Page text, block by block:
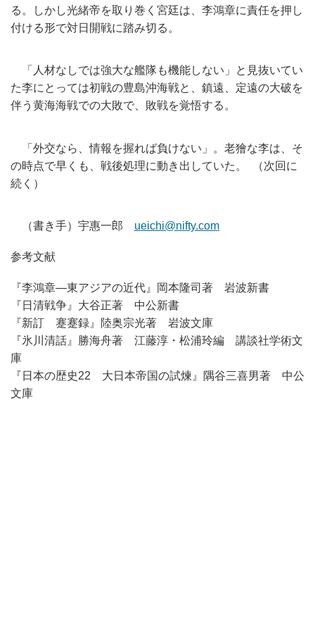
る。
しかし光緒帝を取り巻く宮廷は、 李鴻章に責任を押し
付ける形で対日開戦に踏み切る。
「人材なしでは強大な艦隊も機能しない」
と見抜いてい
た李にとっては初戦の豊島沖海戦と、鎮遠、 定遠の大破を
伴う黄海海戦での大敗で、敗戦を覚悟する。
「外交なら、情報を握れば負けない」。老獪な李は、 そ
の時点で早くも、戦後処理に動き出していた。 （次回に
続く）
（書き手）宇惠一郎 ueichi@nifty.com
参考文献
『李鴻章―東アジアの近代』岡本隆司著 岩波新書
『日清戦争』大谷正著 中公新書
『新訂 蹇蹇録』陸奥宗光著 岩波文庫
『氷川清話』勝海舟著 江藤淳・松浦玲編 講談社学術文
庫
『日本の歴史22 大日本帝国の試煉』隅谷三喜男著 中公
文庫